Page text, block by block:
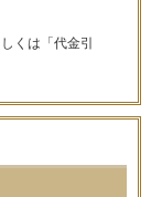
くは「代金引